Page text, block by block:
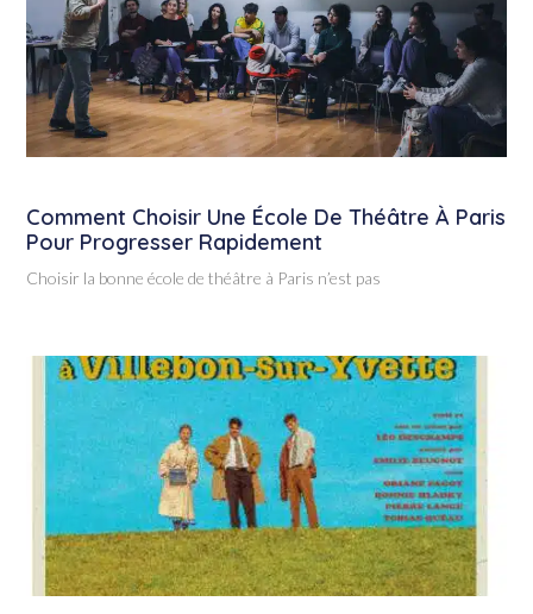
Comment Choisir Une École De Théâtre À Paris
Pour Progresser Rapidement
Choisir la bonne école de théâtre à Paris n’est pas